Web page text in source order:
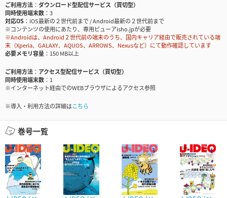
ご利用方法
ダウンロード型配信サービス（買切型）
同時使用端末数
3
対応OS
iOS最新の２世代前まで / Android最新の２世代前まで
※コンテンツの使用にあたり、専用ビューアisho.jpが必要
※Androidは、Android２世代前の端末のうち、国内キャリア経由で販売されている端
末（Xperia、GALAXY、AQUOS、ARROWS、Nexusなど）にて動作確認しています
必要メモリ容量
150 MB以上
ご利用方法
アクセス型配信サービス（買切型）
同時使用端末数
1
※インターネット経由でのWEBブラウザによるアクセス参照
※導入・利用方法の詳細はこちら
巻号一覧